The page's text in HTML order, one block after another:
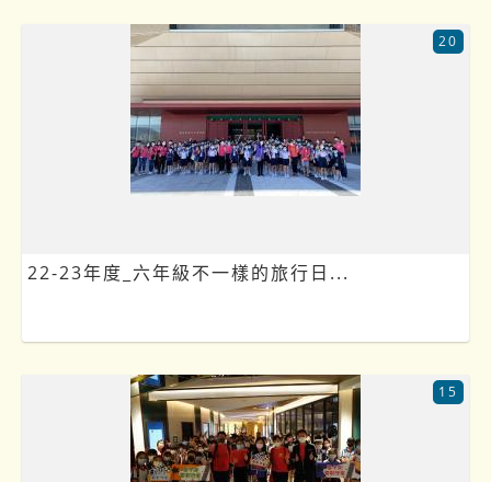
22-23年度_六年級不一樣的旅行日...
20
15